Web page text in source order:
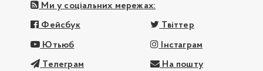
Ми у соціальних мережах:
Фейсбук Твіттер
Ютьюб Інстаграм
Телеграм На пошту